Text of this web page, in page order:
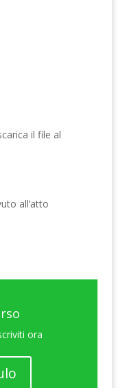
il file al
all’atto
ora